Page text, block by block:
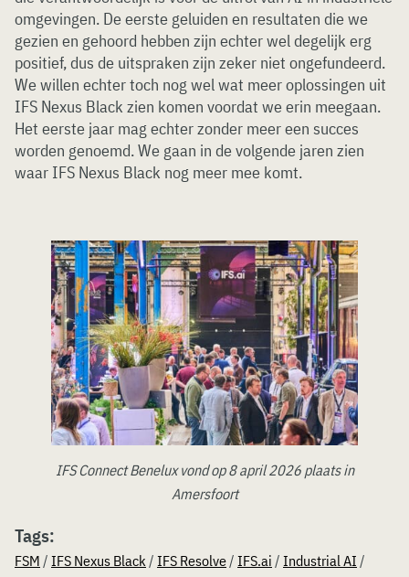
omgevingen. De eerste geluiden en resultaten die we
gezien en gehoord hebben zijn echter wel degelijk erg
positief, dus de uitspraken zijn zeker niet ongefundeerd.
We willen echter toch nog wel wat meer oplossingen uit
IFS Nexus Black zien komen voordat we erin meegaan.
Het eerste jaar mag echter zonder meer een succes
worden genoemd. We gaan in de volgende jaren zien
waar IFS Nexus Black nog meer mee komt.
IFS Connect Benelux vond op 8 april 2026 plaats in
Amersfoort
Tags:
FSM / IFS Nexus Black / IFS Resolve / IFS.ai / Industrial AI /